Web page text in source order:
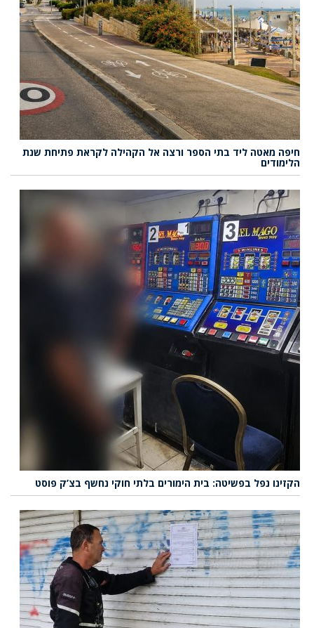
חיפה מאטה ליד בתי הספר ורצה אל הקהילה לקראת פתיחת שנת
הלימודים
הקזינו נפל בפשיטה: בית הימורים בלתי חוקי נחשף בצ’ק פוסט